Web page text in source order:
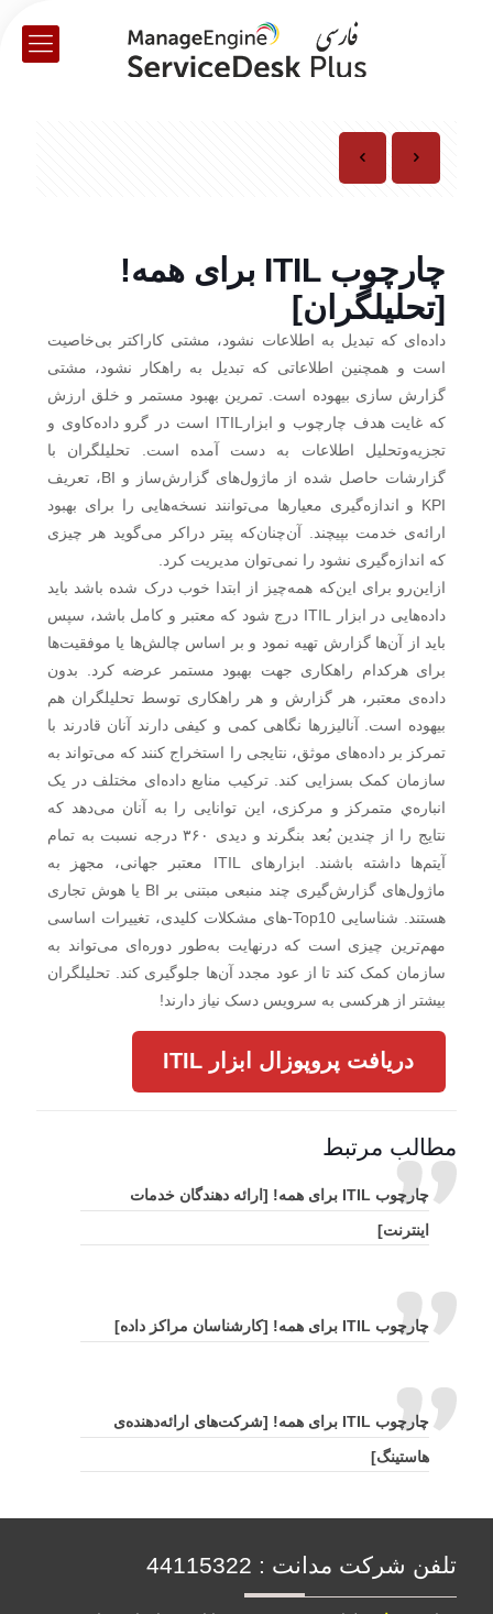
چارچوب ITIL برای همه!
[تحلیلگران]
داده‌ای که تبدیل به اطلاعات نشود، مشتی کاراکتر بی‌خاصیت
است و همچنین اطلاعاتی که تبدیل به راهکار نشود، مشتی
گزارش سازی بیهوده است. تمرین بهبود مستمر و خلق ارزش
که غایت هدف چارچوب و ابزارITIL است در گرو داده‌کاوی و
تجزیه‌وتحلیل اطلاعات به دست آمده است. تحلیلگران با
گزارشات حاصل شده از ماژول‌های گزارش‌ساز و BI، تعریف
KPI و اندازه‌گیری معیارها می‌توانند نسخه‌هایی را برای بهبود
ارائه‌ی خدمت بپیچند. آن‌چنان‌که پیتر دراکر می‌گوید هر چیزی
که اندازه‌گیری نشود را نمی‌توان مدیریت کرد.
ازاین‌رو برای این‌که همه‌چیز از ابتدا خوب درک شده باشد باید
داده‌هایی در ابزار ITIL درج شود که معتبر و کامل باشد، سپس
باید از آن‌ها گزارش تهیه نمود و بر اساس چالش‌ها یا موفقیت‌ها
برای هرکدام راهکاری جهت بهبود مستمر عرضه کرد. بدون
داده‌ی معتبر، هر گزارش و هر راهکاری توسط تحلیلگران هم
بیهوده است. آنالیزرها نگاهی کمی و کیفی دارند آنان قادرند با
تمرکز بر داده‌های موثق، نتایجی را استخراج کنند که می‌تواند به
سازمان کمک بسزایی کند. ترکیب منابع داده‌ای مختلف در یک
انباره‌ي متمرکز و مرکزی، این توانایی را به آنان می‌دهد که
نتایج را از چندین بُعد بنگرند و دیدی ۳۶۰ درجه نسبت به تمام
آیتم‌ها داشته باشند. ابزارهای ITIL معتبر جهانی، مجهز به
ماژول‌های گزارش‌گیری چند منبعی مبتنی بر BI یا هوش تجاری
هستند. شناسایی Top10-های مشکلات کلیدی، تغییرات اساسی
مهم‌ترین چیزی است که درنهایت به‌طور دوره‌ای می‌تواند به
سازمان کمک کند تا از عود مجدد آن‌ها جلوگیری کند. تحلیلگران
بیشتر از هرکسی به سرویس دسک نیاز دارند!
دریافت پروپوزال ابزار ITIL
مطالب مرتبط
چارچوب ITIL برای همه! [ارائه دهندگان خدمات
اینترنت]
چارچوب ITIL برای همه! [کارشناسان مراکز داده]
چارچوب ITIL برای همه! [شرکت‌های ارائه‌دهنده‌ی
هاستینگ]
تلفن شرکت مدانت :‌ 44115322